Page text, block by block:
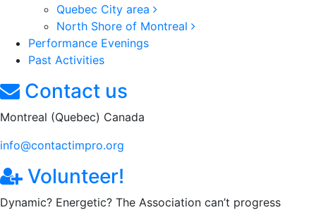
Quebec City area
North Shore of Montreal
Performance Evenings
Past Activities
Contact us
Montreal (Quebec) Canada
info@contactimpro.org
Volunteer!
Dynamic? Energetic? The Association can’t progress